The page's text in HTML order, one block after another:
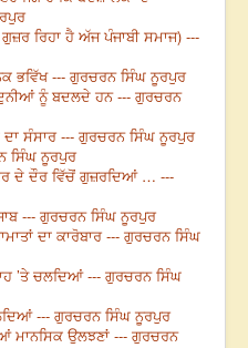
ਰਿਹਾ ਹੈ ਅੱਜ ਪੰਜਾਬੀ ਸਮਾਜ) ---
ਭਵਿੱਖ --- ਗੁਰਚਰਨ ਸਿੰਘ ਨੂਰਪੁਰ
ਨੂੰ ਬਦਲਦੇ ਹਨ --- ਗੁਰਚਰਨ
ਸੰਸਾਰ --- ਗੁਰਚਰਨ ਸਿੰਘ ਨੂਰਪੁਰ
ਸਿੰਘ ਨੂਰਪੁਰ
ਦੇ ਦੌਰ ਵਿੱਚੋਂ ਗੁਜ਼ਰਦਿਆਂ … ---
--- ਗੁਰਚਰਨ ਸਿੰਘ ਨੂਰਪੁਰ
ਦਾ ਕਾਰੋਬਾਰ --- ਗੁਰਚਰਨ ਸਿੰਘ
’ਤੇ ਚਲਦਿਆਂ --- ਗੁਰਚਰਨ ਸਿੰਘ
--- ਗੁਰਚਰਨ ਸਿੰਘ ਨੂਰਪੁਰ
ਮਾਨਸਿਕ ਉਲਝਣਾਂ --- ਗੁਰਚਰਨ